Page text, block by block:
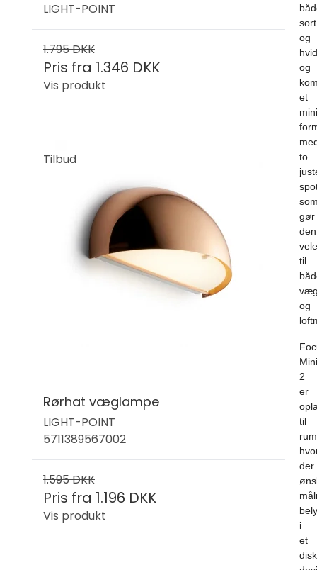
LIGHT-POINT
1.795 DKK
Pris fra 1.346 DKK
Vis produkt
Tilbud
Rørhat væglampe
LIGHT-POINT
5711389567002
1.595 DKK
Pris fra 1.196 DKK
Vis produkt
sort
og
hvid
og
et
to
gør
den
til
og
Mini
2
er
til
der
i
et